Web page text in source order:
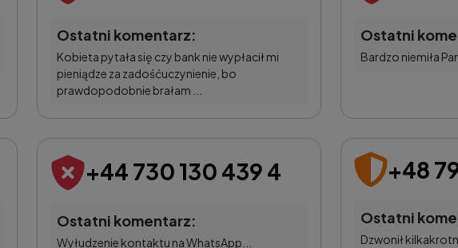
Ostatni komentarz:
Kobieta pytała się czy bank nie wypłacił mi
pieniądze za zadośćuczynienie, bo
prawdopodobnie brałam ...
Ostatni
Bardzo niemiła
+44 730 130 439 4
Ostatni komentarz:
Wyłudzenie kontaktu na WhatsApp...
+48
Ostatni
Dzwonił